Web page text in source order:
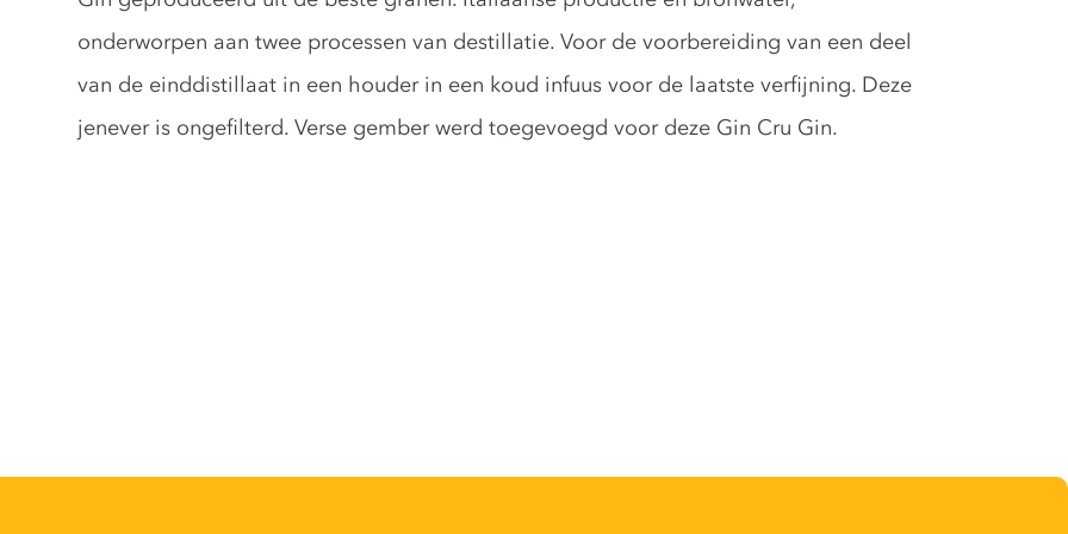
onderworpen aan twee processen van destillatie. Voor de voorbereiding van een deel
van de einddistillaat in een houder in een koud infuus voor de laatste verfijning. Deze
jenever is ongefilterd. Verse gember werd toegevoegd voor deze Gin Cru Gin.